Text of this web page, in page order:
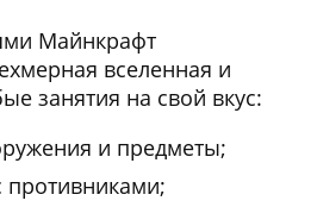
Майнкрафт
вселенная и
занятия на свой вкус:
и предметы;
противниками;